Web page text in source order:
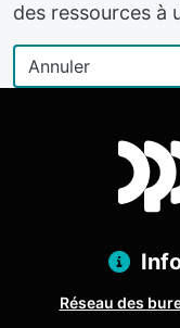
des ressources à
Réseau des